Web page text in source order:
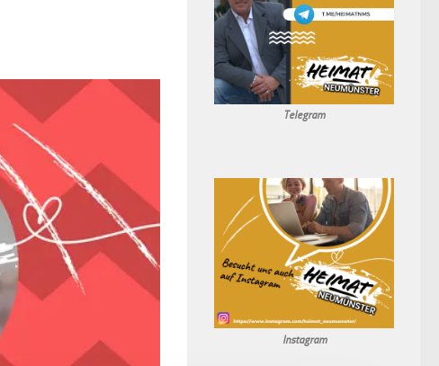
Telegram
Instagram